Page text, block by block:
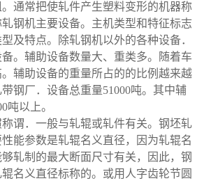
通常把使轧件产生塑料变形的机器称
钢机主要设备。主机类型和特征标志
及特点。除轧钢机以外的各种设备．
。辅助设备数量大、重类多。随着车
辅助设备的重量所占的的比例越来越
带钢厂．设备总重量51000吨。其中辅
吨以上。
谓．一般与轧辊或轧件有关。钢坯轧
能参数是轧辊名义直径，因为轧辊名
轧制的最大断面尺寸有关，因此，钢
名义直径标称的。或用人字齿轮节圆